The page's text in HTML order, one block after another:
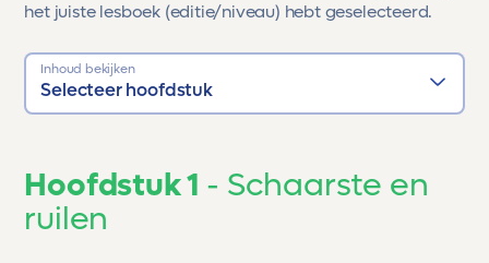
het juiste lesboek (editie/niveau) hebt geselecteerd.
Inhoud bekijken
Selecteer hoofdstuk
Hoofdstuk 1
Schaarste en
ruilen